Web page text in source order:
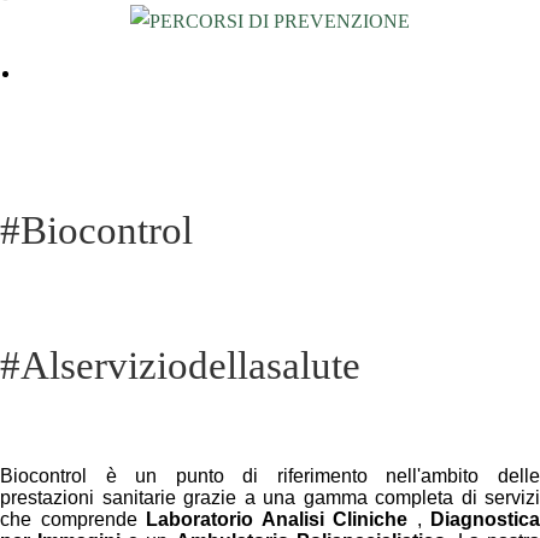
#Biocontrol
#Alserviziodellasalute
Biocontrol è un punto di riferimento nell'ambito delle
prestazioni sanitarie grazie a una gamma completa di servizi
che comprende Laboratorio Analisi Cliniche ,
Diagnostica